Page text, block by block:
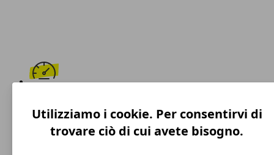
Utilizziamo i cookie. Per consentirvi di
trovare ciò di cui avete bisogno.